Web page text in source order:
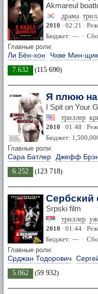
Akmareul
драма
2010 · 02:21 ·
Бюджет: — ·
Главные роли:
Ли Бён-хон Чхве Мин-щик
7.632 (115 690)
Я плюю
I Spit on Your
триллер
2010 · 01:48 ·
Бюджет:
Главные роли:
Сара Батлер Джефф
6.252 (123 718)
Srpski film
триллер
2010 · 01:44 ·
Бюджет: — ·
Главные роли:
Срджан Тодорович
5.062 (59 932)